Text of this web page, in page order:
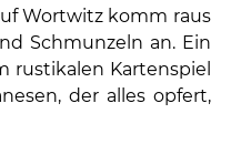
Wortwitz komm raus
Schmunzeln an. Ein
rustikalen Kartenspiel
der alles opfert,